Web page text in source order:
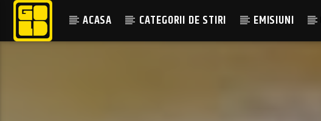
ACASA CATEGORII DE STIRI EMISIUNI